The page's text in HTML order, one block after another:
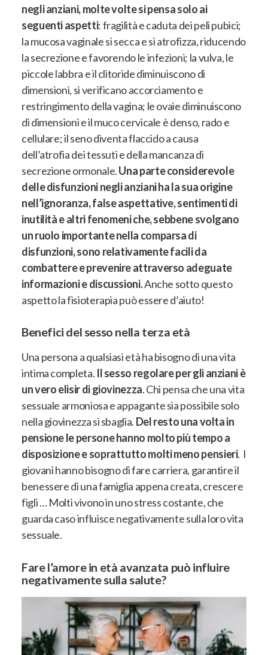
negli anziani, molte volte si pensa solo ai
seguenti aspetti:fragilità e caduta dei peli pubici;
la mucosa vaginale si secca e si atrofizza, riducendo
la secrezione e favorendo le infezioni; la vulva, le
piccole labbra e il clitoride diminuiscono di
dimensioni, si verificano accorciamento e
restringimento della vagina; le ovaie diminuiscono
di dimensioni e il muco cervicale è denso, rado e
cellulare; il seno diventa flaccido a causa
dell’atrofia dei tessuti e della mancanza di
secrezione ormonale.Una parte considerevole
delle disfunzioni negli anziani ha la sua origine
nell’ignoranza, false aspettative, sentimenti di
inutilità e altri fenomeni che, sebbene svolgano
un ruolo importante nella comparsa di
disfunzioni, sono relativamente facili da
combattere e prevenire attraverso adeguate
informazioni e discussioni.Anche sotto questo
aspetto la fisioterapia può essere d’aiuto!
Benefici del sesso nella terza età
Una persona a qualsiasi età ha bisogno di una vita
intima completa. Il sesso regolare per gli anziani è
un vero elisir di giovinezza. Chi pensa che una vita
sessuale armoniosa e appagante sia possibile solo
nella giovinezza si sbaglia. Del resto una volta in
pensione le persone hanno molto più tempo a
disposizione e soprattutto molti meno pensieri. I
giovani hanno bisogno di fare carriera, garantire il
benessere di una famiglia appena creata, crescere
figli … Molti vivono in uno stress costante, che
guarda caso influisce negativamente sulla loro vita
sessuale.
Fare l’amore in età avanzata può influire
negativamente sulla salute?